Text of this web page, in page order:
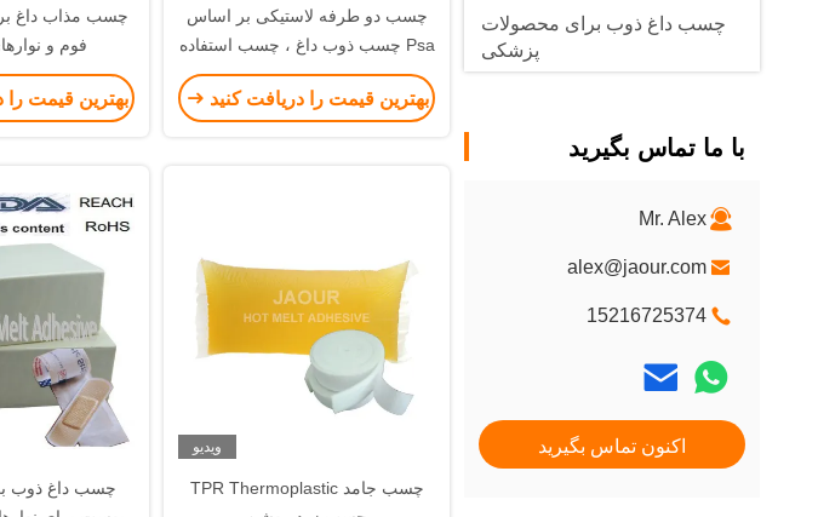
چسب داغ ذوب برای محصولات
پزشکی
با ما تماس بگیرید
Mr. Alex
alex@jaour.com
15216725374
اکنون تماس بگیرید
چسب دو طرفه لاستیکی بر اساس
Psa چسب ذوب داغ ، چسب استفاده
از نوار دو طرفه
بهترین قیمت را دریافت کنید
چسب مذاب داغ
فوم و
بهترین قیمت را
ویدیو
چسب جامد TPR Thermoplastic
چسب داغ ذوب